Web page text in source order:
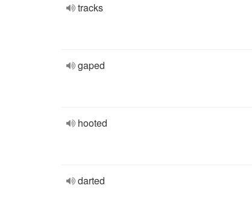
tracks
gaped
hooted
darted